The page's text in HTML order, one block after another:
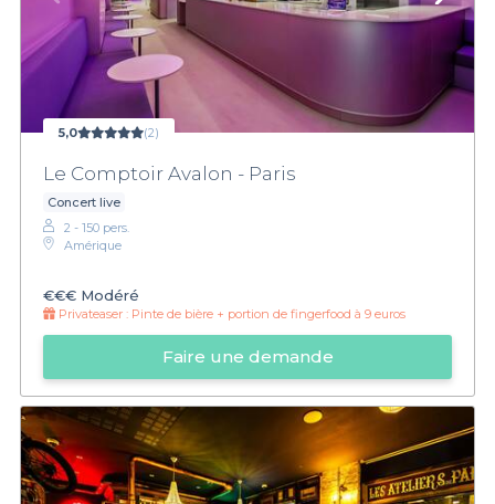
5,0 (2)
Le Comptoir Avalon - Paris
Concert live
2 - 150 pers.
Amérique
€€€ Modéré
Privateaser : Pinte de bière + portion de fingerfood à 9 euros
Faire une demande